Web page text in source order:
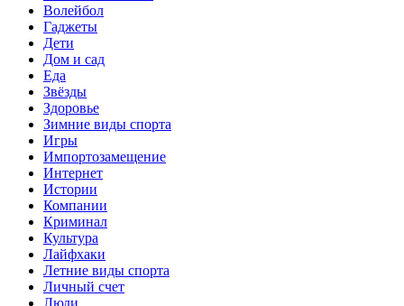
Волейбол
Гаджеты
Дети
Дом и сад
Еда
Звёзды
Здоровье
Зимние виды спорта
Игры
Импортозамещение
Интернет
Истории
Компании
Криминал
Культура
Лайфхаки
Летние виды спорта
Личный счет
Люди